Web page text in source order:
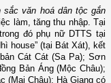
sắc văn hoá dân tộc gắn
làm, tăng thu nhập. Tại
đó phụ nữ DTTS tại
house” (tại Bát Xát), kết
Cát Cát (Sa Pa); Sơn
Bản Áng (Mộc Châu);
(Mai Châu); Hà Giang có